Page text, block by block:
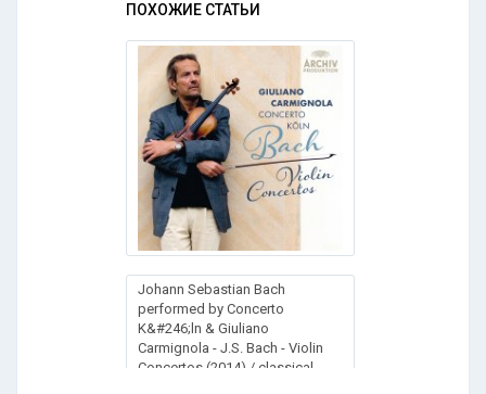
ПОХОЖИЕ СТАТЬИ
Johann Sebastian Bach
performed by Concerto
K&#246;ln & Giuliano
Carmignola - J.S. Bach - Violin
Concertos (2014) / classical